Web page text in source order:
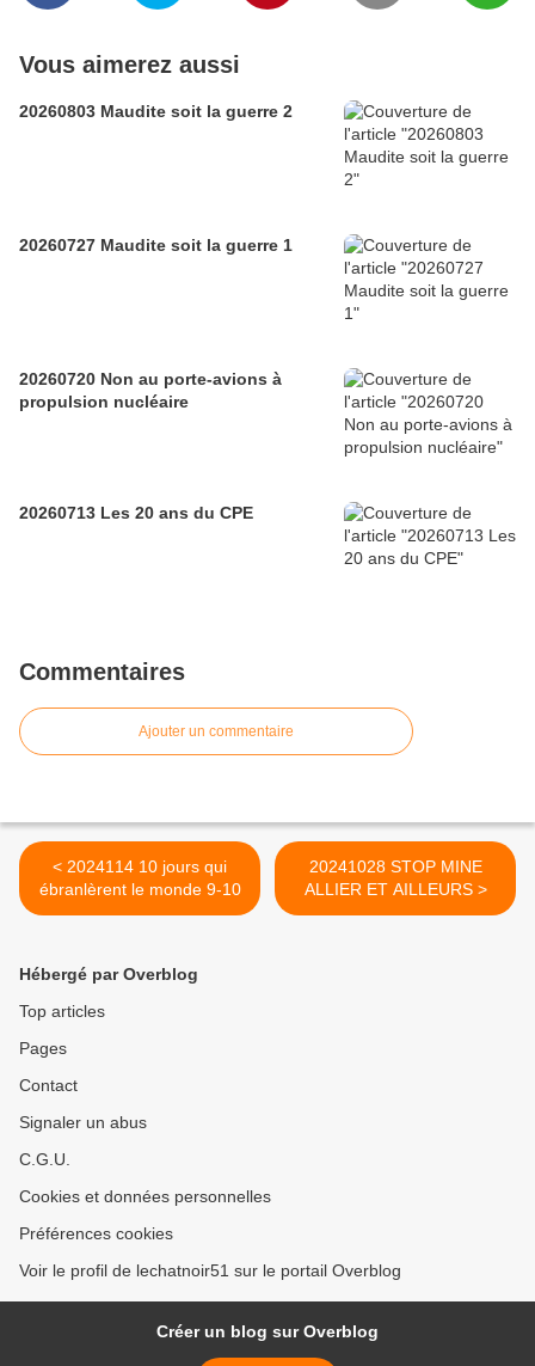
Vous aimerez aussi
20260803 Maudite soit la guerre 2
20260727 Maudite soit la guerre 1
20260720 Non au porte-avions à
propulsion nucléaire
20260713 Les 20 ans du CPE
Commentaires
Ajouter un commentaire
< 2024114 10 jours qui
ébranlèrent le monde 9-10
20241028 STOP MINE
ALLIER ET AILLEURS >
Hébergé par Overblog
Top articles
Pages
Contact
Signaler un abus
C.G.U.
Cookies et données personnelles
Préférences cookies
Voir le profil de lechatnoir51 sur le portail Overblog
Créer un blog sur Overblog